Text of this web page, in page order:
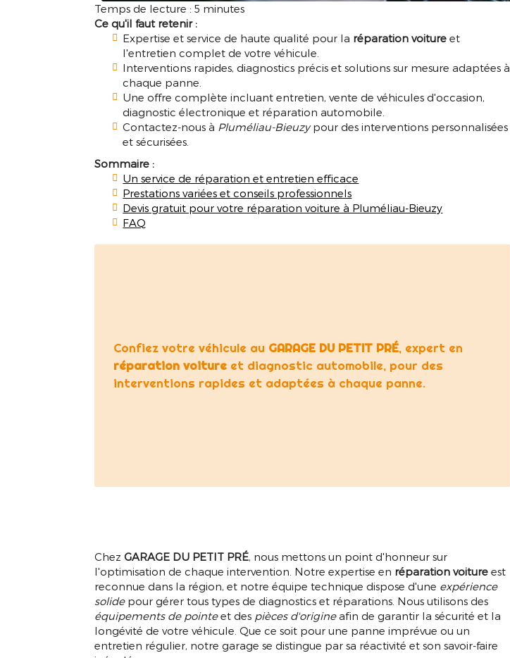
Temps de lecture : 5 minutes
Ce qu'il faut retenir :
Expertise et service de haute qualité pour la réparation voiture et
l'entretien complet de votre véhicule.
Interventions rapides, diagnostics précis et solutions sur mesure adaptées à
chaque panne.
Une offre complète incluant entretien, vente de véhicules d'occasion,
diagnostic électronique et réparation automobile.
Contactez-nous à Pluméliau-Bieuzypour des interventions personnalisées
et sécurisées.
Sommaire :
Un service de réparation et entretien efficace
Prestations variées et conseils professionnels
Devis gratuit pour votre réparation voiture à Pluméliau-Bieuzy
FAQ
Confiez votre véhicule au GARAGE DU PETIT PRÉ, expert en
réparation voiture et diagnostic automobile, pour des
interventions rapides et adaptées à chaque panne.
ChezGARAGE DU PETIT PRÉ, nous mettons un point d'honneur sur
l'optimisation de chaque intervention. Notre expertise en réparation voiture est
reconnue dans la région, et notre équipe technique dispose d'une expérience
solidepour gérer tous types de diagnostics et réparations. Nous utilisons des
équipements de pointeet des pièces d'origineafin de garantir la sécurité et la
longévité de votre véhicule. Que ce soit pour une panne imprévue ou un
entretien régulier, notre garage se distingue par sa réactivité et son savoir-faire